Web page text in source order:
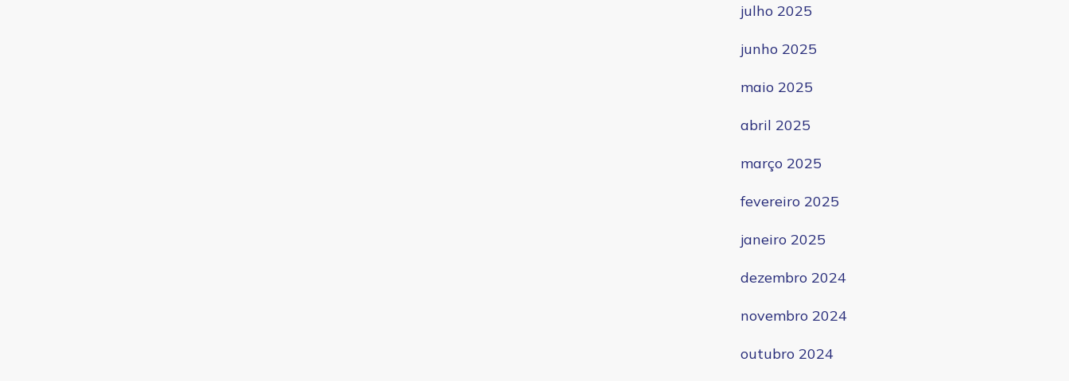
julho 2025
junho 2025
maio 2025
abril 2025
março 2025
fevereiro 2025
janeiro 2025
dezembro 2024
novembro 2024
outubro 2024